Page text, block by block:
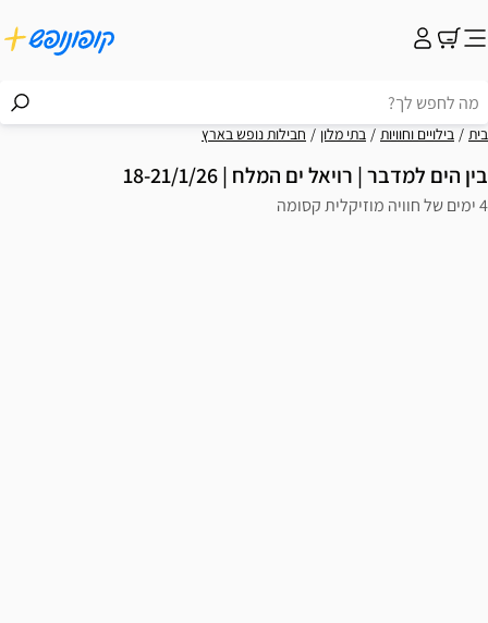
בית בילויים וחוויות בתי מלון חבילות נופש בארץ
בין הים למדבר | רויאל ים המלח | 18-21/1/26
4 ימים של חוויה מוזיקלית קסומה